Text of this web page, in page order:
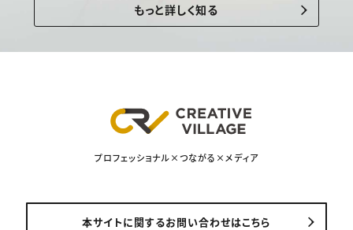
もっと詳しく知る
プロフェッショナル×つながる×メディア
本サイトに関するお問い合わせはこちら